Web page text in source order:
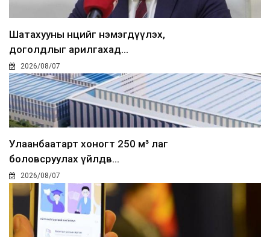
Шатахууны нөөцийг нэмэгдүүлэх,
доголдлыг арилгахад...
2026/08/07
Улаанбаатарт хоногт 250 м³ лаг
боловсруулах үйлдв...
2026/08/07